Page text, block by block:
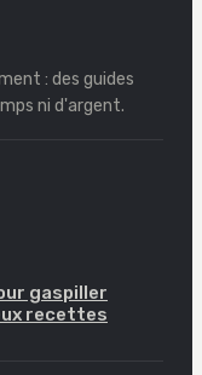
: des guides
ni d'argent.
gaspiller
recettes